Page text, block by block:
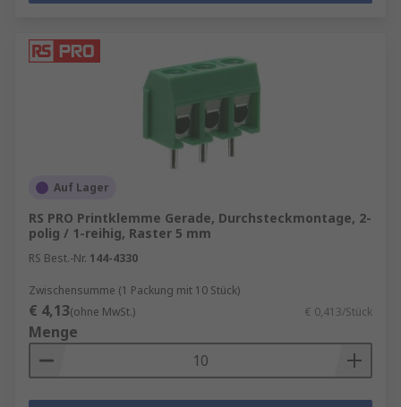
Auf Lager
RS PRO Printklemme Gerade, Durchsteckmontage, 2-
polig / 1-reihig, Raster 5 mm
RS Best.-Nr. 144-4330
Zwischensumme (1 Packung mit 10 Stück)
€ 4,13(ohne MwSt.) € 0,413/Stück
Menge